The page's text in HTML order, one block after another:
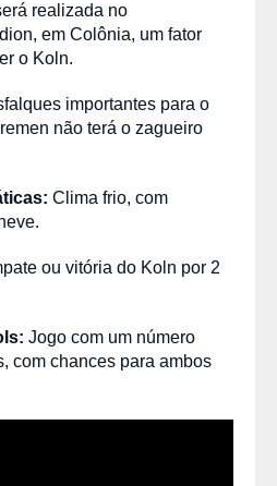
realizada no
em Colônia, um fator
o Koln.
importantes para o
não terá o zagueiro
Clima frio, com
ou vitória do Koln por 2
Jogo com um número
com chances para ambos